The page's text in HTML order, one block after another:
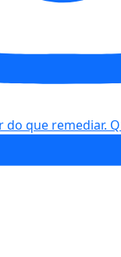
do que remediar.